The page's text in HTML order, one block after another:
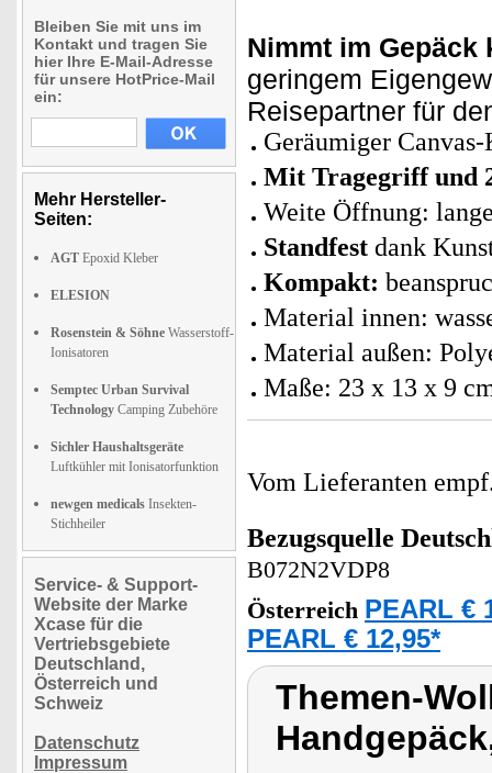
Bleiben Sie mit uns im
Kontakt und tragen Sie
hier Ihre E-Mail-Adresse
für unsere HotPrice-Mail
ein:
Mehr Hersteller-
Seiten:
AGT Epoxid Kleber
ELESION
Rosenstein & Söhne Wasserstoff-
Ionisatoren
Semptec Urban Survival
Technology Camping Zubehöre
Sichler Haushaltsgeräte
Luftkühler mit Ionisatorfunktion
newgen medicals Insekten-
Stichheiler
Service- & Support-
Website der Marke
Xcase für die
Vertriebsgebiete
Deutschland,
Österreich und
Schweiz
Datenschutz
Impressum
Nimmt im
geringem
Reisepartner für
Geräumiger
Mit Tragegriff und
Weite Öffnung:
Standfest dank
Kompakt:
Material innen:
Material außen:
Maße: 23 x 13 x 9
Vom Lieferanten
Bezugsquelle
B072N2VDP8
Österreich PEARL €
PEARL € 12,95*
Themen-